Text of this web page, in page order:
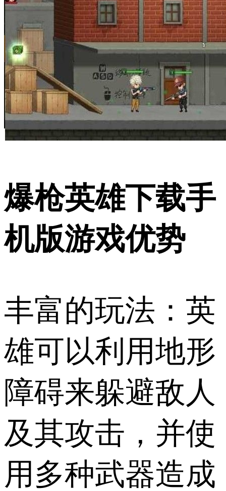
爆枪英雄下载手
机版游戏优势
丰富的玩法：英
雄可以利用地形
障碍来躲避敌人
及其攻击，并使
用多种武器造成